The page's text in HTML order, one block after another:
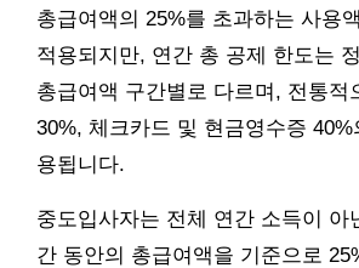
총급여액의 25%를 초과하는 사용
적용되지만, 연간 총 공제 한도는
총급여액 구간별로 다르며, 전통적
30%, 체크카드 및 현금영수증 40%
용됩니다.
중도입사자는 전체 연간 소득이 아
간 동안의 총급여액을 기준으로